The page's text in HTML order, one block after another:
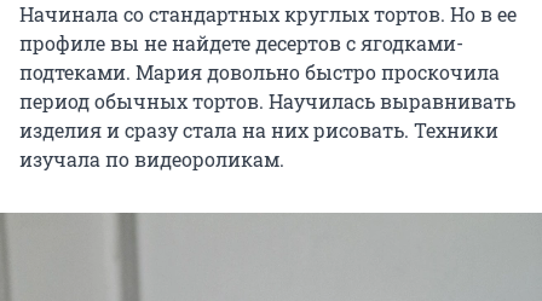
Начинала со стандартных круглых тортов. Но в ее
профиле вы не найдете десертов с ягодками-
подтеками. Мария довольно быстро проскочила
период обычных тортов. Научилась выравнивать
изделия и сразу стала на них рисовать. Техники
изучала по видеороликам.